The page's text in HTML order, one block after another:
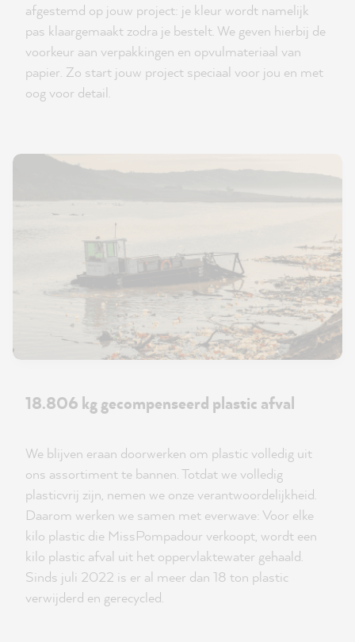
afgestemd op jouw project: je kleur wordt namelijk
pas klaargemaakt zodra je bestelt. We geven hierbij de
voorkeur aan verpakkingen en opvulmateriaal van
papier. Zo start jouw project speciaal voor jou en met
oog voor detail.
18.806 kg gecompenseerd plastic afval
We blijven eraan doorwerken om plastic volledig uit
ons assortiment te bannen. Totdat we volledig
plasticvrij zijn, nemen we onze verantwoordelijkheid.
Daarom werken we samen met everwave: Voor elke
kilo plastic die MissPompadour verkoopt, wordt een
kilo plastic afval uit het oppervlaktewater gehaald.
Sinds juli 2022 is er al meer dan 18 ton plastic
verwijderd en gerecycled.